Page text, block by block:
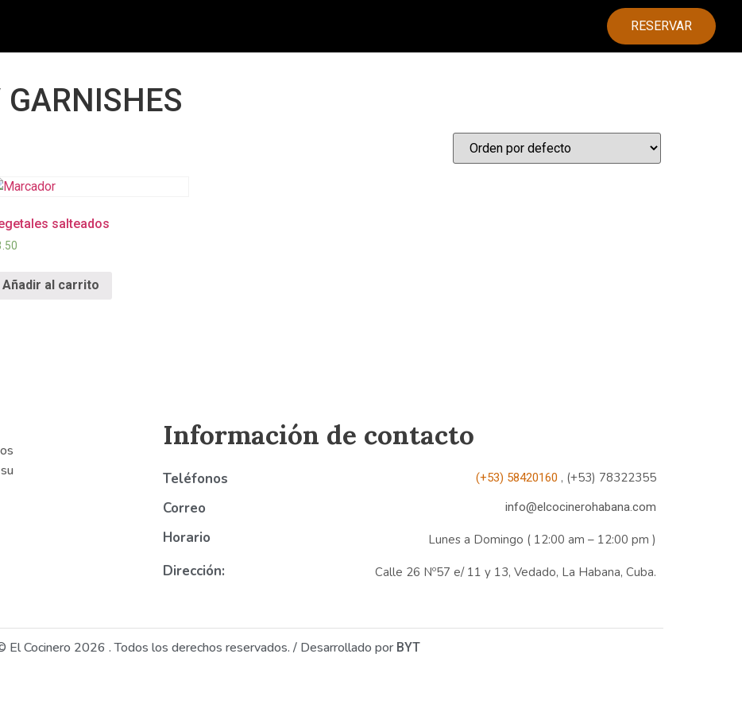
RESERVAR
salteados
Añadir al carrito
Información de contacto
Teléfonos (+53) 58420160 , (+53) 78322355
Correo info@elcocinerohabana.com
Horario Lunes a Domingo ( 12:00 am – 12:00 pm )
Dirección: Calle 26 Nº57 e/ 11 y 13, Vedado, La Habana, Cuba.
El Cocinero 2026 . Todos los derechos reservados. / Desarrollado por BYT